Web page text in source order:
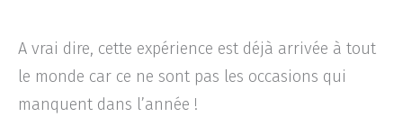
A vrai dire, cette expérience est déjà arrivée à tout
le monde car ce ne sont pas les occasions qui
manquent dans l’année !